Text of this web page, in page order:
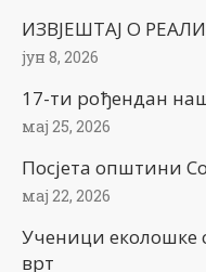
ИЗВЈЕШТАЈ О
јун 8, 2026
17-ти рођендан
мај 25, 2026
Посјета општини
мај 22, 2026
Ученици еколошке
врт